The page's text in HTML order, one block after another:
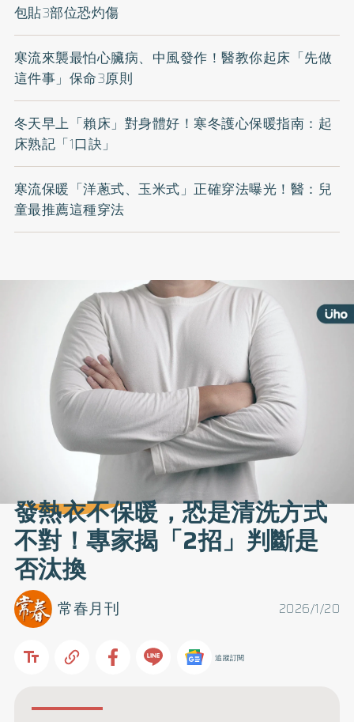
包貼3部位恐灼傷
寒流來襲最怕心臟病、中風發作！醫教你起床「先做
這件事」保命3原則
冬天早上「賴床」對身體好！寒冬護心保暖指南：起
床熟記「1口訣」
寒流保暖「洋蔥式、玉米式」正確穿法曝光！醫：兒
童最推薦這種穿法
發熱衣不保暖，恐是清洗方式
不對！專家揭「2招」判斷是
否汰換
2026/1/20
常春月刊
追蹤訂閱